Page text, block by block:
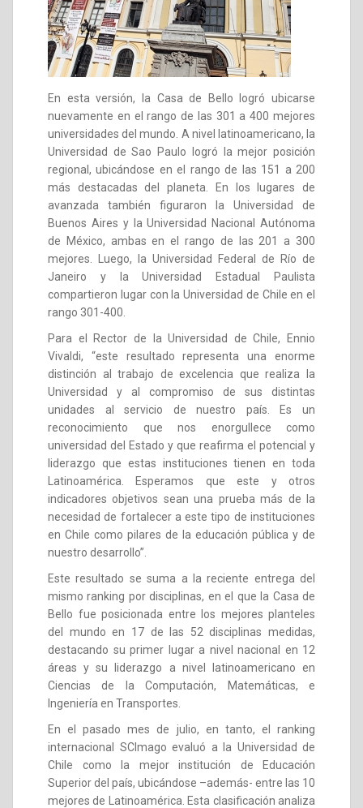
En esta versión, la Casa de Bello logró ubicarse
nuevamente en el rango de las 301 a 400 mejores
universidades del mundo. A nivel latinoamericano, la
Universidad de Sao Paulo logró la mejor posición
regional, ubicándose en el rango de las 151 a 200
más destacadas del planeta. En los lugares de
avanzada también figuraron la Universidad de
Buenos Aires y la Universidad Nacional Autónoma
de México, ambas en el rango de las 201 a 300
mejores. Luego, la Universidad Federal de Río de
Janeiro y la Universidad Estadual Paulista
compartieron lugar con la Universidad de Chile en el
rango 301-400.
Para el Rector de la Universidad de Chile, Ennio
Vivaldi, “este resultado representa una enorme
distinción al trabajo de excelencia que realiza la
Universidad y al compromiso de sus distintas
unidades al servicio de nuestro país. Es un
reconocimiento que nos enorgullece como
universidad del Estado y que reafirma el potencial y
liderazgo que estas instituciones tienen en toda
Latinoamérica. Esperamos que este y otros
indicadores objetivos sean una prueba más de la
necesidad de fortalecer a este tipo de instituciones
en Chile como pilares de la educación pública y de
nuestro desarrollo”.
Este resultado se suma a la reciente entrega del
mismo ranking por disciplinas, en el que la Casa de
Bello fue posicionada entre los mejores planteles
del mundo en 17 de las 52 disciplinas medidas,
destacando su primer lugar a nivel nacional en 12
áreas y su liderazgo a nivel latinoamericano en
Ciencias de la Computación, Matemáticas, e
Ingeniería en Transportes.
En el pasado mes de julio, en tanto, el ranking
internacional SCImago evaluó a la Universidad de
Chile como la mejor institución de Educación
Superior del país, ubicándose –además- entre las 10
mejores de Latinoamérica. Esta clasificación analiza